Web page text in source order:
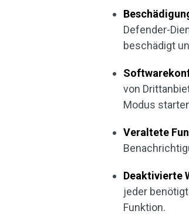
Defender-
beschädigt
von
Modus
Veraltete
Deaktivierte
jeder
Funktion.